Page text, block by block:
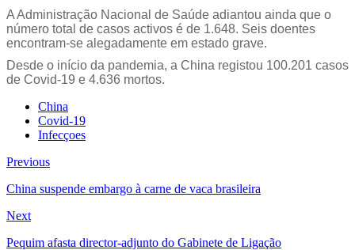
A Administração Nacional de Saúde adiantou ainda que o
número total de casos activos é de 1.648. Seis doentes
encontram-se alegadamente em estado grave.
Desde o início da pandemia, a China registou 100.201 casos
de Covid-19 e 4.636 mortos.
China
Covid-19
Infecçoes
Previous
China suspende embargo à carne de vaca brasileira
Next
Pequim afasta director-adjunto do Gabinete de Ligação